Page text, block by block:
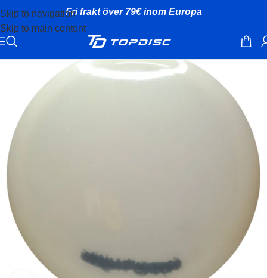
Skip to navigation
Skip to main content
Fri frakt över 79€ inom Europa